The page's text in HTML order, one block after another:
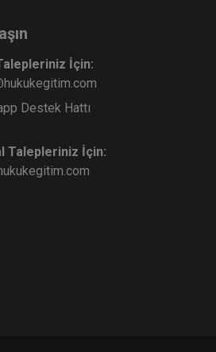
İçin:
Destek Hattı
Talepleriniz İçin: